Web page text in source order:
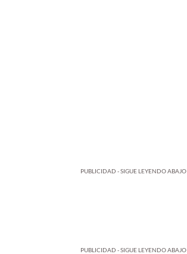
PUBLICIDAD - SIGUE LEYENDO ABAJO
PUBLICIDAD - SIGUE LEYENDO ABAJO